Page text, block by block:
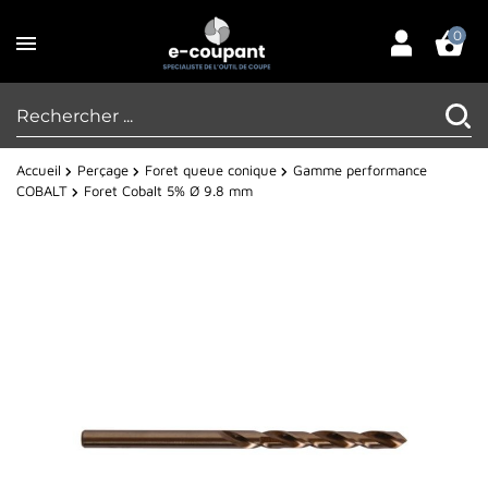
0
Accueil Perçage Foret queue conique
Gamme performance
COBALT
Foret Cobalt 5% Ø 9.8 mm